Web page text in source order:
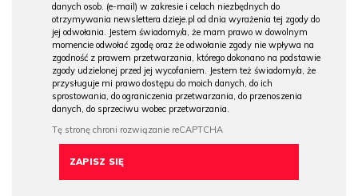
danych osob. (e-mail) w zakresie i celach niezbędnych do
otrzymywania newslettera dzieje.pl od dnia wyrażenia tej zgody do
jej odwołania. Jestem świadomy/a, że mam prawo w dowolnym
momencie odwołać zgodę oraz że odwołanie zgody nie wpływa na
zgodność z prawem przetwarzania, którego dokonano na podstawie
zgody udzielonej przed jej wycofaniem. Jestem też świadomy/a, że
przysługuje mi prawo dostępu do moich danych, do ich
sprostowania, do ograniczenia przetwarzania, do przenoszenia
danych, do sprzeciwu wobec przetwarzania.